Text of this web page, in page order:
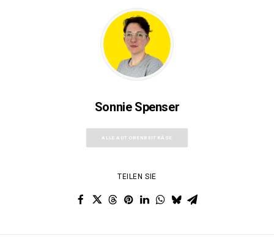
Sonnie Spenser
ALLE AUTORENBEITRÄGE
TEILEN SIE